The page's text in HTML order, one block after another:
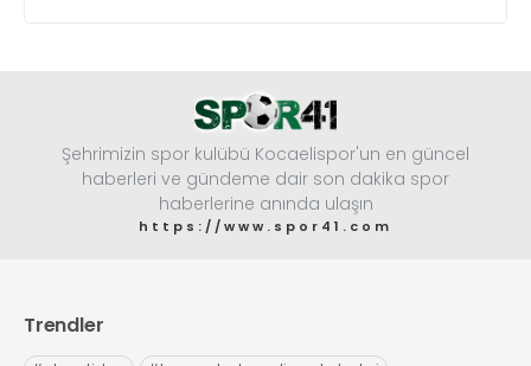
Şehrimizin spor kulübü Kocaelispor'un en güncel
haberleri ve gündeme dair son dakika spor
haberlerine anında ulaşın
https://www.spor41.com
Trendler